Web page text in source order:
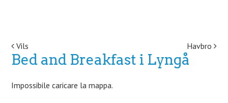
Post navigation
Vils Havbro
Bed and Breakfast i Lyngå
Impossibile caricare la mappa.